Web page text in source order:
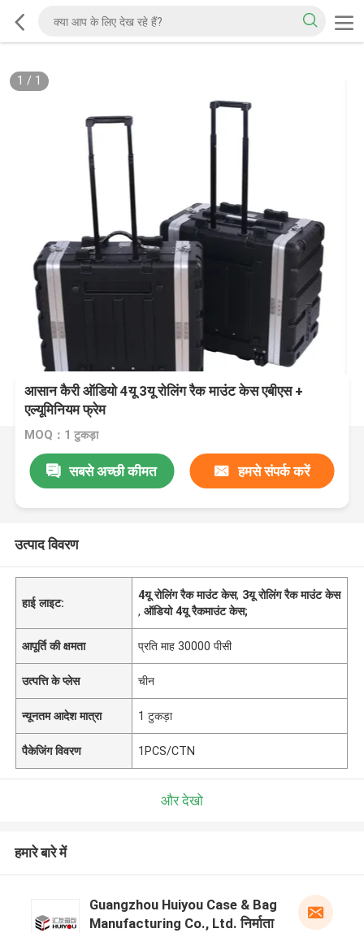
1 / 1
आसान कैरी ऑडियो 4यू 3यू रोलिंग रैक माउंट केस एबीएस +
एल्यूमिनियम फ्रेम
MOQ：1 टुकड़ा
सबसे अच्छी कीमत हमसे संपर्क करें
उत्पाद विवरण
हाई लाइट:
4यू रोलिंग रैक माउंट केस, 3यू रोलिंग रैक माउंट केस
,ऑडियो 4यू रैकमाउंट केस;
आपूर्ति की क्षमता प्रति माह 30000 पीसी
उत्पत्ति के प्लेस चीन
न्यूनतम आदेश मात्रा 1 टुकड़ा
पैकेजिंग विवरण 1PCS/CTN
और देखो
हमारे बारे में
Guangzhou Huiyou Case & Bag
Manufacturing Co., Ltd. निर्माता